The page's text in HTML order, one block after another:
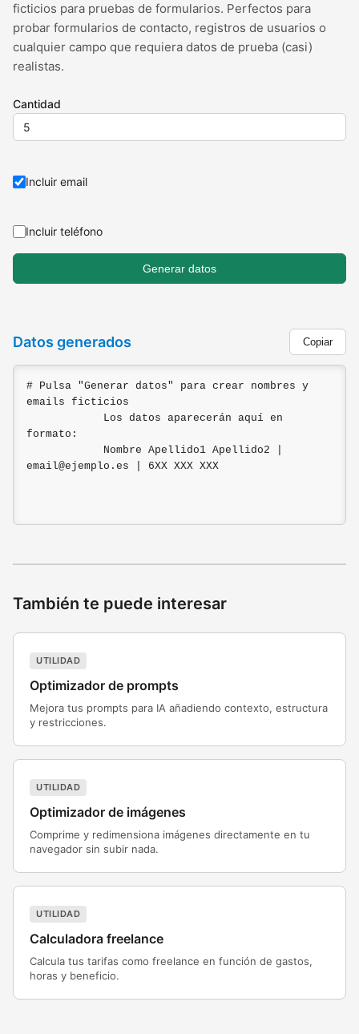
ficticios para pruebas de formularios. Perfectos para
probar formularios de contacto, registros de usuarios o
cualquier campo que requiera datos de prueba (casi)
realistas.
Cantidad
Incluir email
Incluir teléfono
Generar datos
Datos generados Copiar
# Pulsa "Generar datos" para crear nombres y
emails ficticios
formato:
email@ejemplo.es | 6XX XXX XXX
También te puede interesar
UTILIDAD
Optimizador de prompts
Mejora tus prompts para IA añadiendo contexto, estructura
y restricciones.
UTILIDAD
Optimizador de imágenes
Comprime y redimensiona imágenes directamente en tu
navegador sin subir nada.
UTILIDAD
Calculadora freelance
Calcula tus tarifas como freelance en función de gastos,
horas y beneficio.